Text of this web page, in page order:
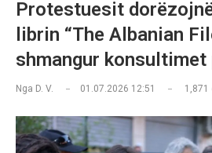
Protestuesit
librin “The Albanian
shmangur konsultimet
Nga D. V. 01.07.2026 12:51 1,871